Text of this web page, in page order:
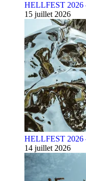
HELLFEST
15 juillet 2026
HELLFEST
14 juillet 2026